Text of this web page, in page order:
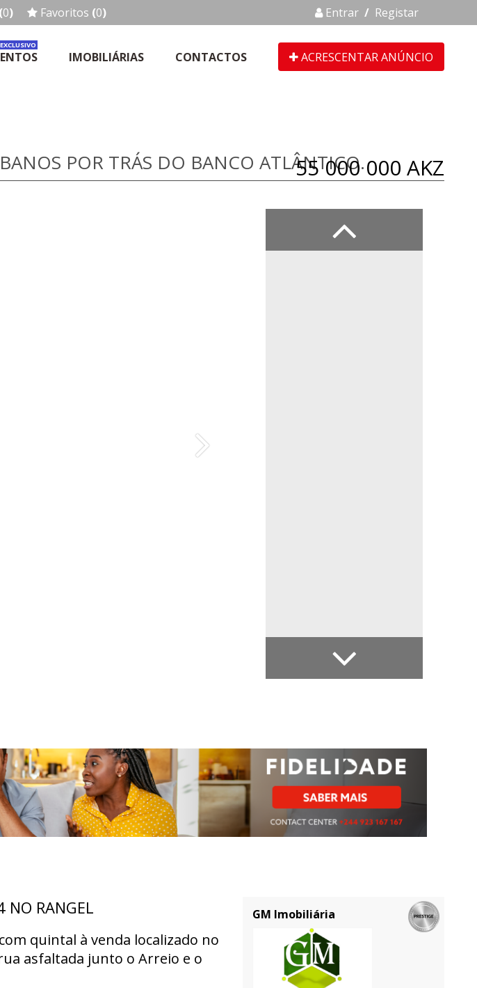
(0) Favoritos (0) Entrar / Registar
EXCLUSIVO
IMOBILIÁRIAS CONTACTOS ACRESCENTAR ANÚNCIO
55 000 000 AKZ
POR TRÁS DO BANCO ATLÂNTICO.
NO RANGEL
quintal à venda localizado no
asfaltada junto o Arreio e o
GM Imobiliária